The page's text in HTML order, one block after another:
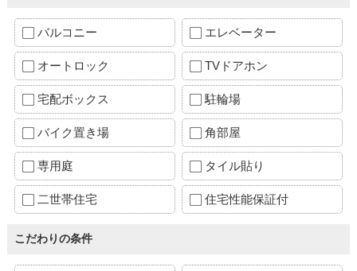
バルコニー エレベーター
オートロック TVドアホン
宅配ボックス 駐輪場
バイク置き場 角部屋
専用庭 タイル貼り
二世帯住宅 住宅性能保証付
こだわりの条件